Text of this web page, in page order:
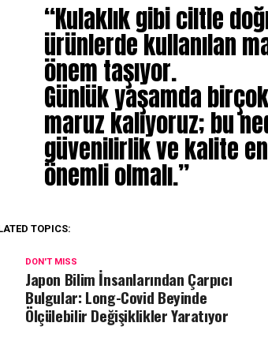
“Kulaklık gibi ciltle
ürünlerde kullanılan
önem taşıyor.
Günlük yaşamda
maruz kalıyoruz; bu
güvenilirlik ve kalite
önemli olmalı.”
TOPICS:
DON'T MISS
Japon Bilim İnsanlarından Çarpıcı
Bulgular: Long-Covid Beyinde
Ölçülebilir Değişiklikler Yaratıyor